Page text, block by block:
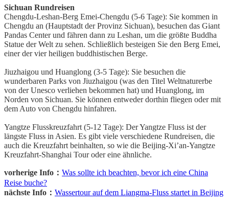
Sichuan Rundreisen
Chengdu-Leshan-Berg Emei-Chengdu (5-6 Tage): Sie kommen in
Chengdu an (Hauptstadt der Provinz Sichuan), besuchen das Giant
Pandas Center und fähren dann zu Leshan, um die größte Buddha
Statue der Welt zu sehen. Schließlich besteigen Sie den Berg Emei,
einer der vier heiligen buddhistischen Berge.
Jiuzhaigou und Huanglong (3-5 Tage): Sie besuchen die
wunderbaren Parks von Jiuzhaigou (was den Titel Weltnaturerbe
von der Unesco verliehen bekommen hat) und Huanglong, im
Norden von Sichuan. Sie können entweder dorthin fliegen oder mit
dem Auto von Chengdu hinfahren.
Yangtze Flusskreuzfahrt (5-12 Tage): Der Yangtze Fluss ist der
längste Fluss in Asien. Es gibt viele verschiedene Rundreisen, die
auch die Kreuzfahrt beinhalten, so wie die Beijing-Xi’an-Yangtze
Kreuzfahrt-Shanghai Tour oder eine ähnliche.
vorherige Info： Was sollte ich beachten, bevor ich eine China
Reise buche?
nächste Info： Wassertour auf dem Liangma-Fluss startet in Beijing